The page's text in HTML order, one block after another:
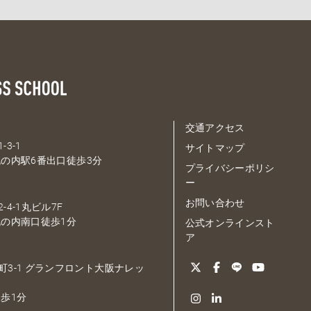
3-1
内駅6番出口徒歩3分
4-1丸ビル7F
内南口徒歩1分
3-1 グランフロント大阪ナレッ
1分
交通アクセス
サイトマップ
プライバシーポリシ
ー
お問い合わせ
公式オンラインスト
ア